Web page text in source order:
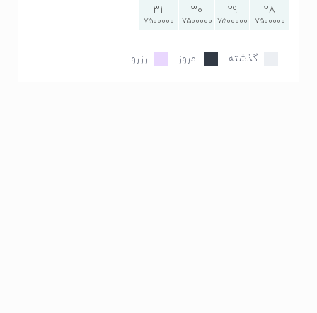
28
7500000
29
7500000
30
7500000
31
7500000
گذشته امروز رزرو